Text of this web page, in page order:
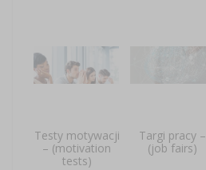
Testy motywacji
– (motivation
tests)
Targi pracy –
(job fairs)